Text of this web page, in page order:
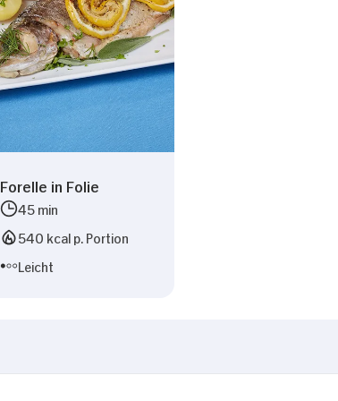
Forelle in Folie
45 min
540 kcal p. Portion
Leicht